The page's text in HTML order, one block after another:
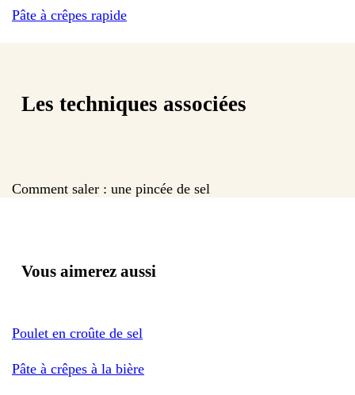
Pâte à crêpes rapide
Les techniques associées
Comment saler : une pincée de sel
Vous aimerez aussi
Poulet en croûte de sel
Pâte à crêpes à la bière